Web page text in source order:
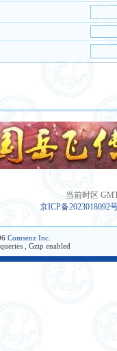
当前时区
京ICP备2023018092
Comsenz Inc.
, Gzip enabled